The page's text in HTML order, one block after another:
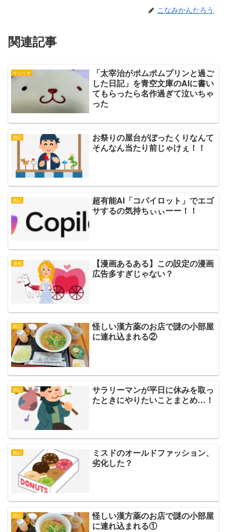
こなみかんたろう
関連記事
サンリオ
「太宰治がポムポムプリンと過ご
した日記」を青空文庫のAIに書い
てもらったら名作過ぎて泣いちゃ
った
雑記
お祭りの屋台がぼったくりなんて
そんなん当たり前じゃけぇ！！
雑記
超有能AI「コパイロット」でエゴ
サするの気持ちぃぃーー！！
漫画
【漫画あるある】この設定の漫画
広告多すぎじゃない？
雑記
怪しい漢方薬のお店で謎の小部屋
に連れ込まれる②
雑記
サラリーマンが平日に休みを取っ
たときにやりたいことまとめ…！
雑記
ミスドのオールドファッション、
劣化した？
雑記
怪しい漢方薬のお店で謎の小部屋
に連れ込まれる①